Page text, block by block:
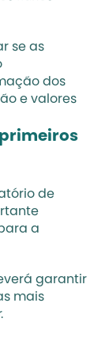
se as
dos
e valores
de
a
garantir
mais